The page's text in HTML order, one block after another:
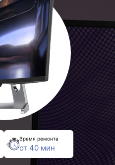
Время ремонта
от 40 мин